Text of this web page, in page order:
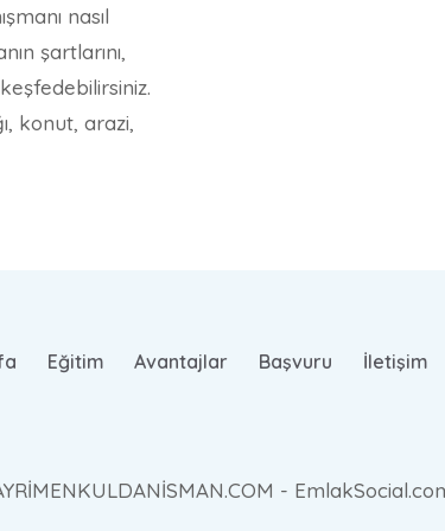
nasıl
şartlarını,
konut, arazi,
Eğitim Avantajlar Başvuru İletişim
-